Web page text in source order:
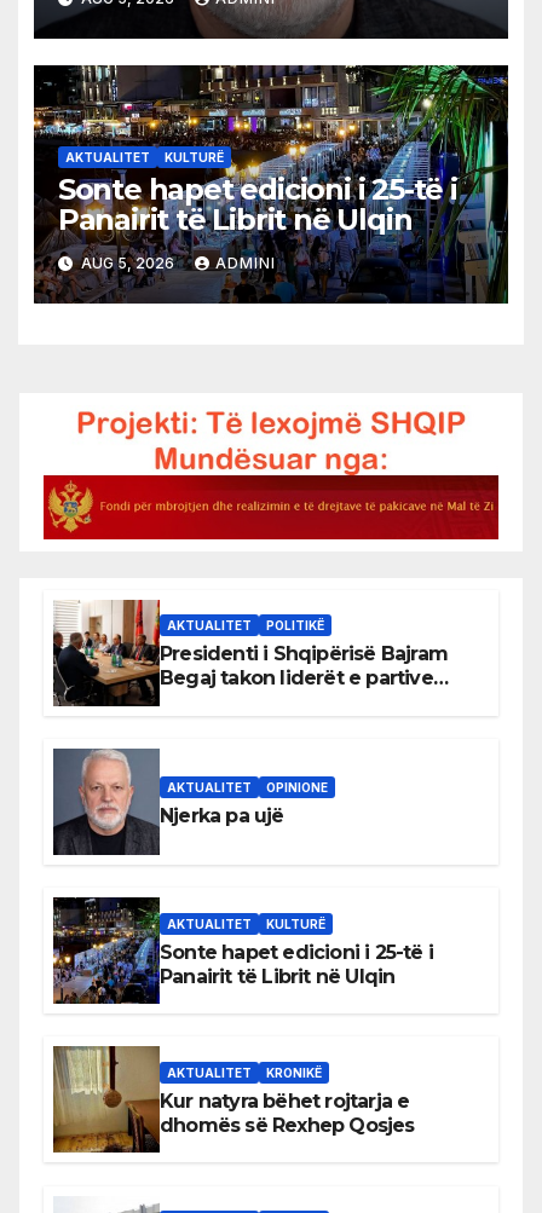
AKTUALITET KULTURË
Sonte hapet edicioni i 25-të i
Panairit të Librit në Ulqin
AUG 5, 2026 ADMINI
AKTUALITET POLITIKË
Presidenti i Shqipërisë Bajram
Begaj takon liderët e partive
AKTUALITET OPINIONE
Njerka pa ujë
AKTUALITET KULTURË
Sonte hapet edicioni i 25-të i
Panairit të Librit në Ulqin
AKTUALITET KRONIKË
Kur natyra bëhet rojtarja e
dhomës së Rexhep Qosjes